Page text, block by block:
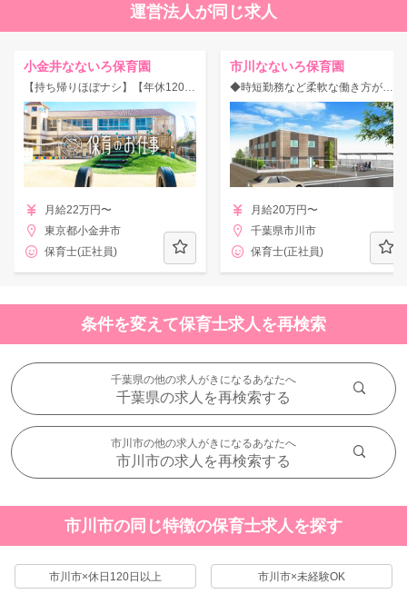
運営法人が同じ求人
小金井なないろ保育園
【持ち帰りほぼナシ】【年休120日】時短・固定シフトも応相談♪自転車通勤OK！武蔵小金井駅/徒歩圏内
月給22万円〜
東京都小金井市
保育士(正社員)
市川なないろ保育園
◆時短勤務など柔軟な働き方ができる！◆
月給20万円〜
千葉県市川市
保育士(正社員)
条件を変えて保育士求人を再検索
千葉県の他の求人がきになるあなたへ
千葉県の求人を再検索する
市川市の他の求人がきになるあなたへ
市川市の求人を再検索する
市川市の同じ特徴の保育士求人を探す
市川市×休日120日以上 市川市×未経験OK